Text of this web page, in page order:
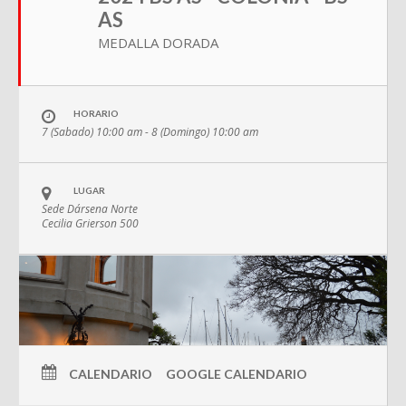
AS
MEDALLA DORADA
HORARIO
7 (Sabado) 10:00 am - 8 (Domingo) 10:00 am
LUGAR
Sede Dársena Norte
Cecilia Grierson 500
CALENDARIO GOOGLE CALENDARIO